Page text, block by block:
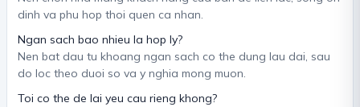
dinh va phu hop thoi quen ca nhan.
Ngan sach bao nhieu la hop ly?
Nen bat dau tu khoang ngan sach co the dung lau dai, sau
do loc theo duoi so va y nghia mong muon.
Toi co the de lai yeu cau rieng khong?